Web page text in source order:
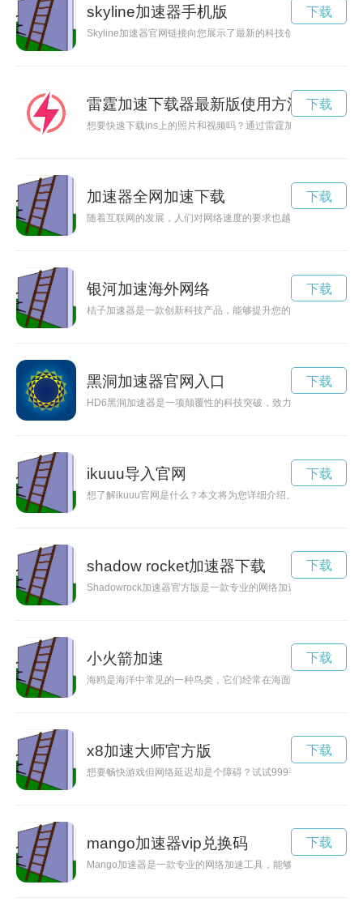
skyline加速器手机版
Skyline加速器官网链接向您展示了最新的科技创新成果，让您
下载
雷霆加速下载器最新版使用方法
想要快速下载ins上的照片和视频吗？通过雷霆加速的技巧，让
下载
加速器全网加速下载
随着互联网的发展，人们对网络速度的要求也越来越高，尤其
下载
银河加速海外网络
桔子加速器是一款创新科技产品，能够提升您的速度和效率，
下载
黑洞加速器官网入口
HD6黑洞加速器是一项颠覆性的科技突破，致力于加速黑洞探
下载
ikuuu导入官网
想了解ikuuu官网是什么？本文将为您详细介绍。
下载
shadow rocket加速器下载
Shadowrock加速器官方版是一款专业的网络加速器，能够帮助
下载
小火箭加速
海鸥是海洋中常见的一种鸟类，它们经常在海面上盘旋飞行。
下载
x8加速大师官方版
想要畅快游戏但网络延迟却是个障碍？试试999手游加速器吧
下载
mango加速器vip兑换码
Mango加速器是一款专业的网络加速工具，能够有效提升网络
下载